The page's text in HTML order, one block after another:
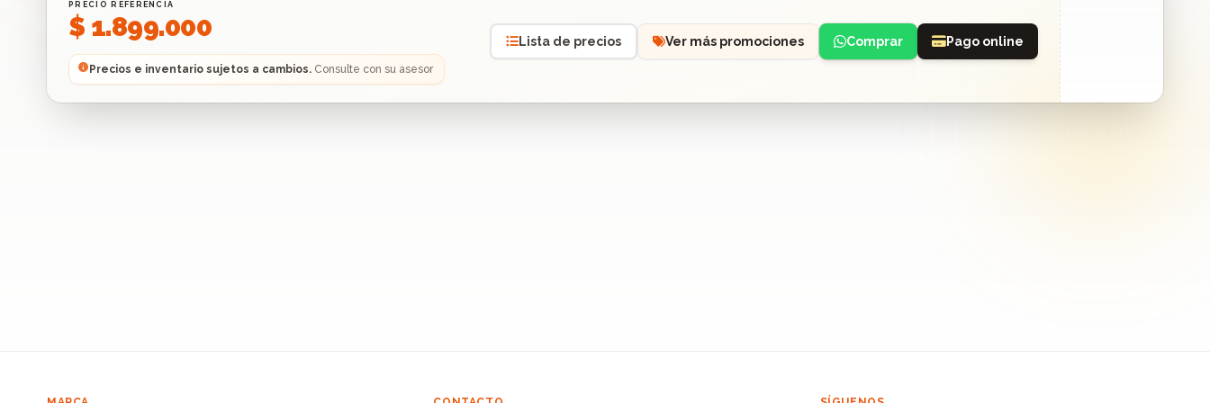
PRECIO REFERENCIA
$ 1.899.000
Precios e inventario sujetos a cambios.Consulte con su asesor
Lista de precios Ver más promociones Comprar Pago online